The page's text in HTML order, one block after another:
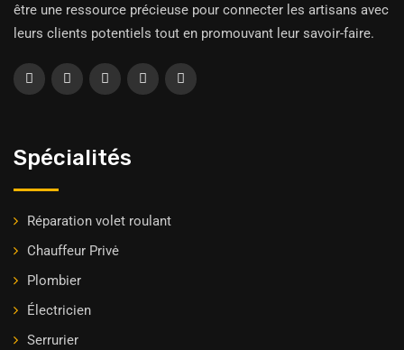
être une ressource précieuse pour connecter les artisans avec
leurs clients potentiels tout en promouvant leur savoir-faire.
Spécialités
Réparation volet roulant
Chauffeur Privė
Plombier
Électricien
Serrurier